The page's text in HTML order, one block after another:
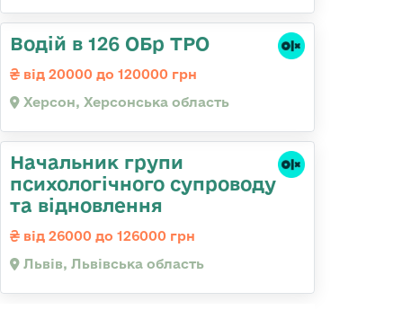
Водій в 126 ОБр ТРО
від 20000 до 120000 грн
Херсон, Херсонська область
Начальник групи
психологічного супроводу
та відновлення
від 26000 до 126000 грн
Львів, Львівська область